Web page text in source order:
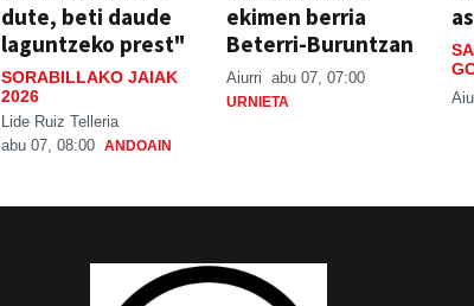
dute, beti daude
laguntzeko prest"
SORABILLAKO JAIAK
2026
Lide Ruiz Telleria
abu 07, 08:00 ANDOAIN
ekimen berria
Beterri-Buruntzan
Aiurri abu 07, 07:00
URNIETA